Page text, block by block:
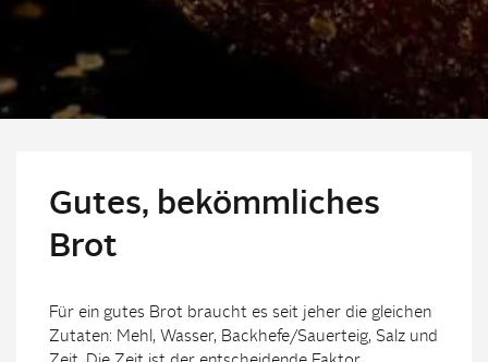
Gutes, bekömmliches
Brot
Für ein gutes Brot braucht es seit jeher die gleichen
Zutaten: Mehl, Wasser, Backhefe/Sauerteig, Salz und